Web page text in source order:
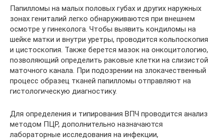
Папилломы на малых половых губах и других наружных
зонах гениталий легко обнаруживаются при внешнем
осмотре у гинеколога. Чтобы выявить кондиломы на
шейке матки и внутри уретры, проводится кольпоскопия
и цистоскопия. Также берется мазок на онкоцитологию,
позволяющий определить раковые клетки на слизистой
маточного канала. При подозрении на злокачественный
процесс образец тканей папилломы отправляют на
гистологическую диагностику.
Для определения и типирования ВПЧ проводится анализ
методом ПЦР, дополнительно назначаются
лабораторные исследования на инфекции,